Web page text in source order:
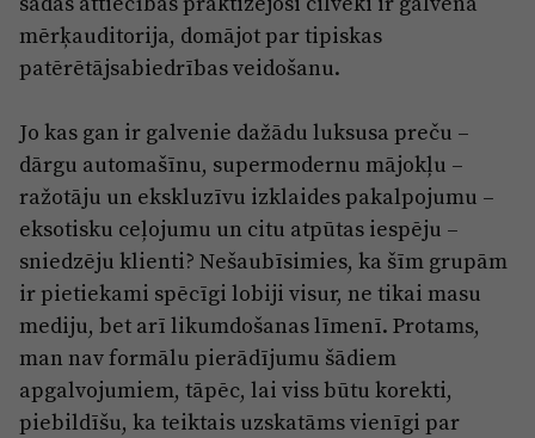
mērķauditorija, domājot par tipiskas
patērētājsabiedrības veidošanu.
Jo kas gan ir galvenie dažādu luksusa preču –
dārgu automašīnu, supermodernu mājokļu –
ražotāju un ekskluzīvu izklaides pakalpojumu –
eksotisku ceļojumu un citu atpūtas iespēju –
sniedzēju klienti? Nešaubīsimies, ka šīm grupām
ir pietiekami spēcīgi lobiji visur, ne tikai masu
mediju, bet arī likumdošanas līmenī. Protams,
man nav formālu pierādījumu šādiem
apgalvojumiem, tāpēc, lai viss būtu korekti,
piebildīšu, ka teiktais uzskatāms vienīgi par